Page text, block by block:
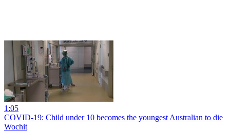
1:05
COVID-19: Child under 10 becomes the youngest Australian to die
Wochit